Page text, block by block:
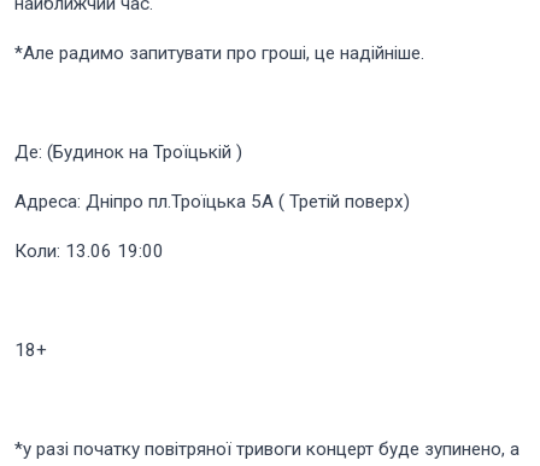
*Але радимо запитувати про гроші, це надійніше.
Де: (Будинок на Троїцькій )
Адреса: Дніпро пл.Троїцька 5А ( Третій поверх)
Коли: 13.06 19:00
18+
*у разі початку повітряної тривоги концерт буде зупинено, а